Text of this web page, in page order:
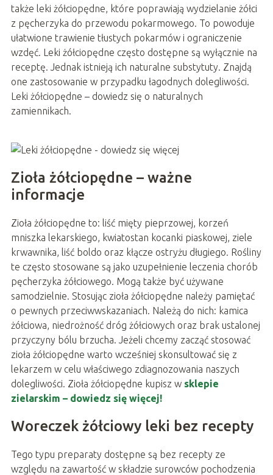
także leki żółciopędne, które poprawiają wydzielanie żółci
z pęcherzyka do przewodu pokarmowego. To powoduje
ułatwione trawienie tłustych pokarmów i ograniczenie
wzdęć. Leki żółciopędne często dostępne są wyłącznie na
receptę. Jednak istnieją ich naturalne substytuty. Znajdą
one zastosowanie w przypadku łagodnych dolegliwości.
Leki żółciopędne – dowiedz się o naturalnych
zamiennikach.
Zioła żółciopędne – ważne
informacje
Zioła żółciopędne to: liść mięty pieprzowej, korzeń
mniszka lekarskiego, kwiatostan kocanki piaskowej, ziele
krwawnika, liść boldo oraz kłącze ostryżu długiego. Rośliny
te często stosowane są jako uzupełnienie leczenia chorób
pęcherzyka żółciowego. Mogą także być używane
samodzielnie. Stosując zioła żółciopędne należy pamiętać
o pewnych przeciwwskazaniach. Należą do nich: kamica
żółciowa, niedrożność dróg żółciowych oraz brak ustalonej
przyczyny bólu brzucha. Jeżeli chcemy zacząć stosować
zioła żółciopędne warto wcześniej skonsultować się z
lekarzem w celu właściwego zdiagnozowania naszych
dolegliwości. Zioła żółciopędne kupisz w sklepie
zielarskim – dowiedz się więcej!
Woreczek żółciowy leki bez recepty
Tego typu preparaty dostępne są bez recepty ze
względu na zawartość w składzie surowców pochodzenia